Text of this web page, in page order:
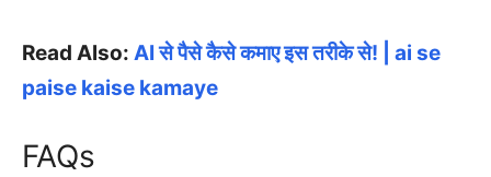
Read Also: AI से पैसे कैसे कमाए इस तरीके से! | ai se
paise kaise kamaye
FAQs